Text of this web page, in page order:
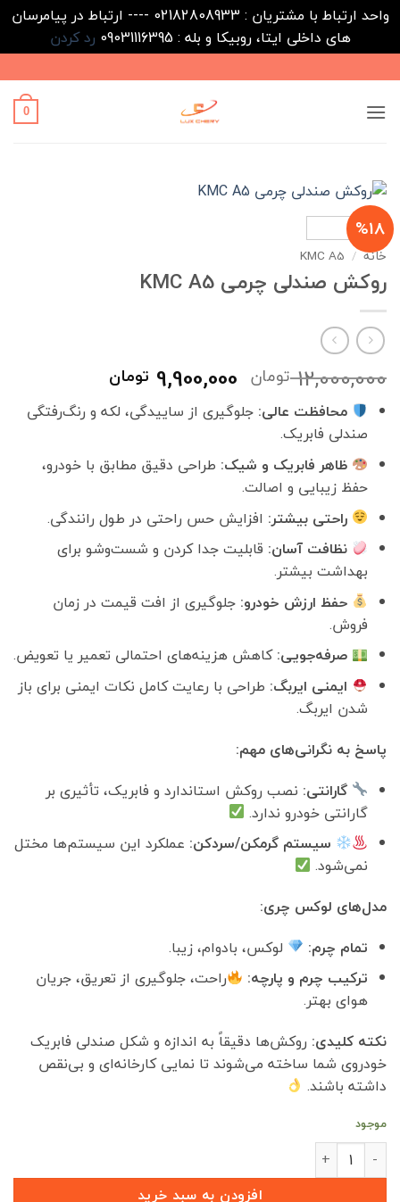
واحد ارتباط با مشتریان : 02182808933 ---- ارتباط در پیامرسان
های داخلی ایتا، روبیکا و بله : 09031116395
رد کردن
to
content
0
%18
خانه /
KMC A5
روکش صندلی چرمی KMC A5
12,000,000 تومان قیمت
اصلی
12,000,000 تومان
9,900,000 تومان
فعلی محافظت عالی: جلوگیری از ساییدگی، لکه و رنگ‌رفتگی
صندلی فابریک.
ظاهر فابریک و شیک: طراحی دقیق مطابق با خودرو،
حفظ زیبایی و اصالت.
راحتی بیشتر: افزایش حس راحتی در طول رانندگی.
نظافت آسان: قابلیت جدا کردن و شست‌وشو برای
بهداشت بیشتر.
حفظ ارزش خودرو: جلوگیری از افت قیمت در زمان
فروش.
صرفه‌جویی:کاهش هزینه‌های احتمالی تعمیر یا تعویض.
ایمنی ایربگ: طراحی با رعایت کامل نکات ایمنی برای باز
شدن ایربگ.
پاسخ به نگرانی‌های مهم:
گارانتی: نصب روکش استاندارد و فابریک، تأثیری بر
گارانتی خودرو ندارد.
سیستم گرمکن/سردکن: عملکرد این سیستم‌ها مختل
نمی‌شود.
مدل‌های لوکس چری:
تمام چرم:
لوکس، بادوام، زیبا.
ترکیب چرم و پارچه:
راحت، جلوگیری از تعریق، جریان
هوای بهتر.
نکته کلیدی: روکش‌ها دقیقاً به اندازه و شکل صندلی فابریک
خودروی شما ساخته می‌شوند تا نمایی کارخانه‌ای و بی‌نقص
داشته باشند.
موجود
روکش صندلی چرمی KMC A5 عدد
افزودن به سبد خرید